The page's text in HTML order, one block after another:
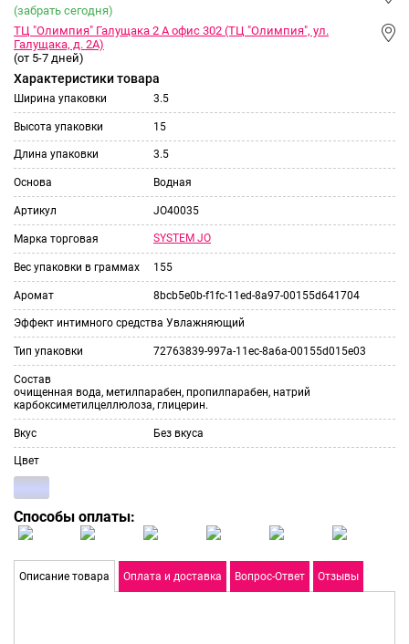
(забрать сегодня)
ТЦ "Олимпия" Галущака 2 А офис 302 (ТЦ "Олимпия", ул.
Галущака, д. 2А)
(от 5-7 дней)
Характеристики товара
Ширина упаковки 3.5
Высота упаковки 15
Длина упаковки 3.5
Основа Водная
Артикул JO40035
Марка торговая SYSTEM JO
Вес упаковки в граммах 155
Аромат 8bcb5e0b-f1fc-11ed-8a97-00155d641704
Эффект интимного средства Увлажняющий
Тип упаковки 72763839-997a-11ec-8a6a-00155d015e03
Состав
очищенная вода, метилпарабен, пропилпарабен, натрий
карбоксиметилцеллюлоза, глицерин.
Вкус Без вкуса
Цвет
Способы оплаты:
Описание товара Оплата и доставка Вопрос-Ответ Отзывы